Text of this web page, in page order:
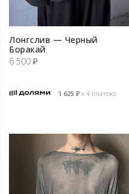
Лонгслив — Черный
Боракай
6 500 ₽
1 625 ₽х 4 платежа